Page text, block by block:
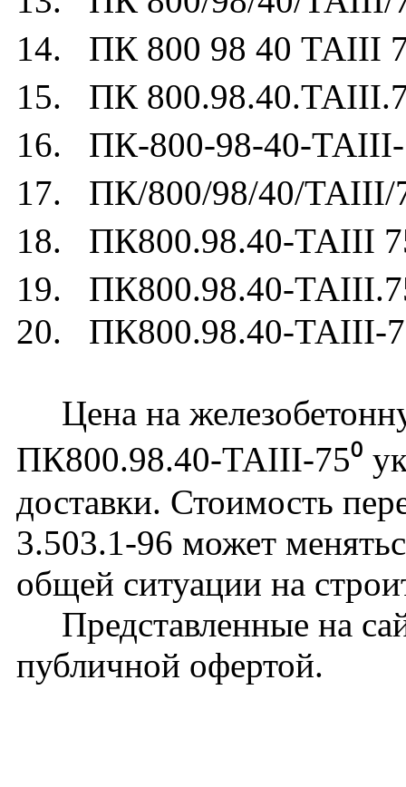
14. ПК 800 98 40 ТАIII
15. ПК
16. ПК-800-98-40-ТАIII-
17. ПК/800/98/40/ТАIII/
18. ПК800.98.40-ТАIII
19. ПК800.98.40-
20. ПК800.98.40-ТАIII-
Цена на
ПК800.98.40-ТАIII-75⁰
доставки. Стоимость
3.503.1-96 может
общей ситуации на
Представленные на
публичной офертой.